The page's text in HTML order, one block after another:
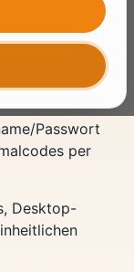
Passwort
per
Desktop-